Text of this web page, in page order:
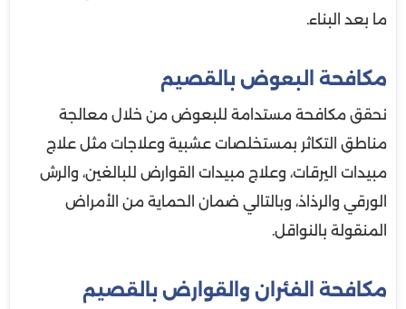
ما بعد البناء.
مكافحة البعوض بالقصيم
نحقق مكافحة مستدامة للبعوض من خلال معالجة
مناطق التكاثر بمستخلصات عشبية وعلاجات مثل علاج
مبيدات اليرقات، وعلاج مبيدات القوارض للبالغين، والرش
الورقي والرذاذ، وبالتالي ضمان الحماية من الأمراض
المنقولة بالنواقل.
مكافحة الفئران والقوارض بالقصيم